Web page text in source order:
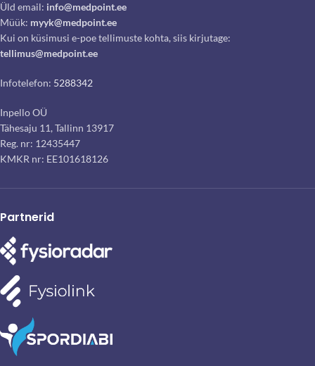
Üld email: info@medpoint.ee
Müük: myyk@medpoint.ee
Kui on küsimusi e-poe tellimuste kohta, siis kirjutage:
tellimus@medpoint.ee
Infotelefon: 5288342
Inpello OÜ
Tähesaju 11, Tallinn 13917
Reg. nr: 12435447
KMKR nr: EE101618126
Partnerid